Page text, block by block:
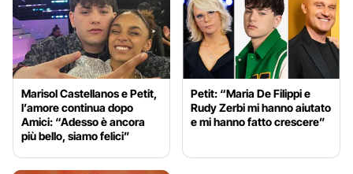
Marisol Castellanos e Petit,
l’amore continua dopo
Amici: “Adesso è ancora
più bello, siamo felici”
Petit: “Maria De Filippi e
Rudy Zerbi mi hanno aiutato
e mi hanno fatto crescere”